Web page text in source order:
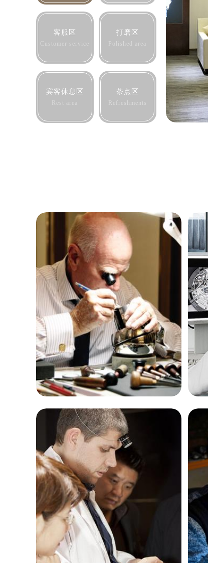
客服区
Customer service
打磨区
Polished area
宾客休息区
Rest area
茶点区
Refreshments
阿曼西奥·布林
资深百达翡丽制表师
是北京百达翡丽售后维修服务中心
(北京百达翡丽维修保养中心)
的高级技师之一
BeiJing Patek Maintain center
(